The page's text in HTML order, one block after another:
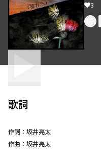
3
歌詞
作詞： 坂井亮太
作曲： 坂井亮太